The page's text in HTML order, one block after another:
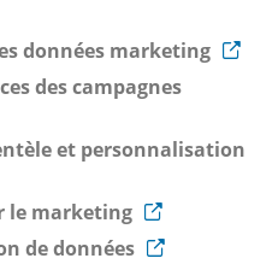
données marketing
des campagnes
et personnalisation
le marketing
de données